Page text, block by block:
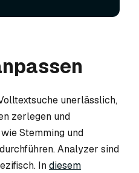
unerlässlich,
zerlegen und
Stemming und
Analyzer sind
Indiesem